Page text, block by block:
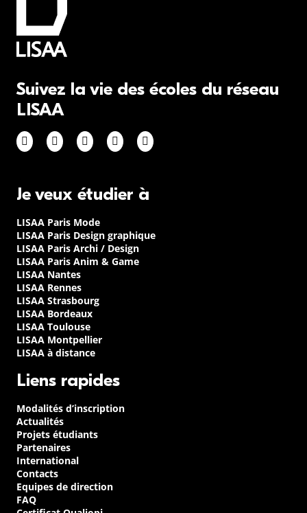
Suivez la vie des écoles du réseau
LISAA
Je veux étudier à
LISAA Paris Mode
LISAA Paris Design graphique
LISAA Paris Archi / Design
LISAA Paris Anim & Game
LISAA Nantes
LISAA Rennes
LISAA Strasbourg
LISAA Bordeaux
LISAA Toulouse
LISAA Montpellier
LISAA à distance
Liens rapides
Modalités d’inscription
Actualités
Projets étudiants
Partenaires
International
Contacts
Equipes de direction
FAQ